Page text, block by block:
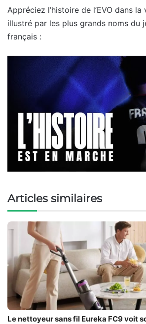
Appréciez l’histoire de l’EVO dans
illustré par les plus grands noms du
français :
Articles similaires
Le nettoyeur sans fil Eureka FC9 voit